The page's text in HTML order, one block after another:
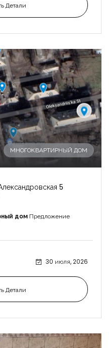
Детали
МНОГОКВАРТИРНЫЙ ДОМ
5
дом Предложение
30 июля, 2026
Детали